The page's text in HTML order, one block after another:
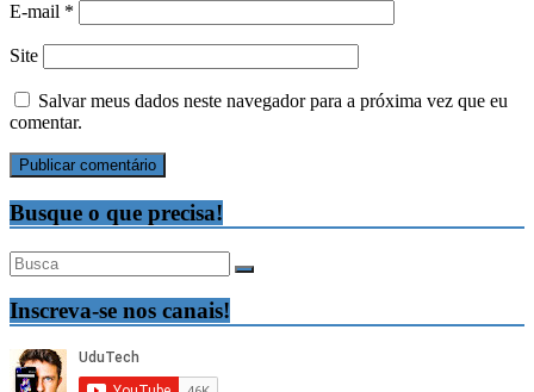
E-mail *
Site
Salvar meus dados neste navegador para a próxima vez que eu
comentar.
Busque o que precisa!
Inscreva-se nos canais!